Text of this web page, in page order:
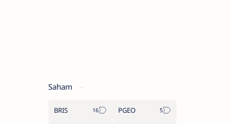
Saham
BRIS PGEO